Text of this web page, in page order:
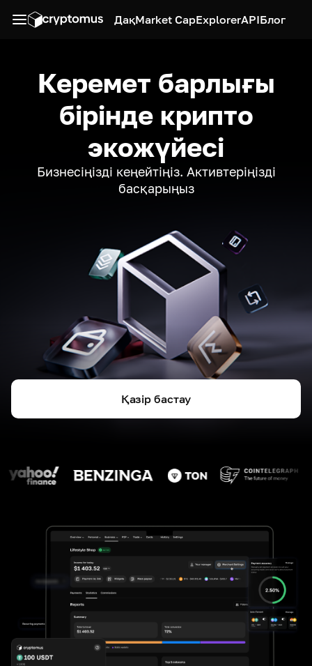
ДақMarket CapExplorerAPIБлог
Керемет барлығы
бірінде крипто
экожүйесі
Бизнесіңізді кеңейтіңіз. Активтеріңізді
басқарыңыз
Қазір бастау